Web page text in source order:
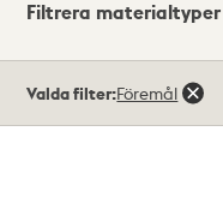
Visningsläge
Filtrera materialtyper
träffar
Valda filter:Föremål